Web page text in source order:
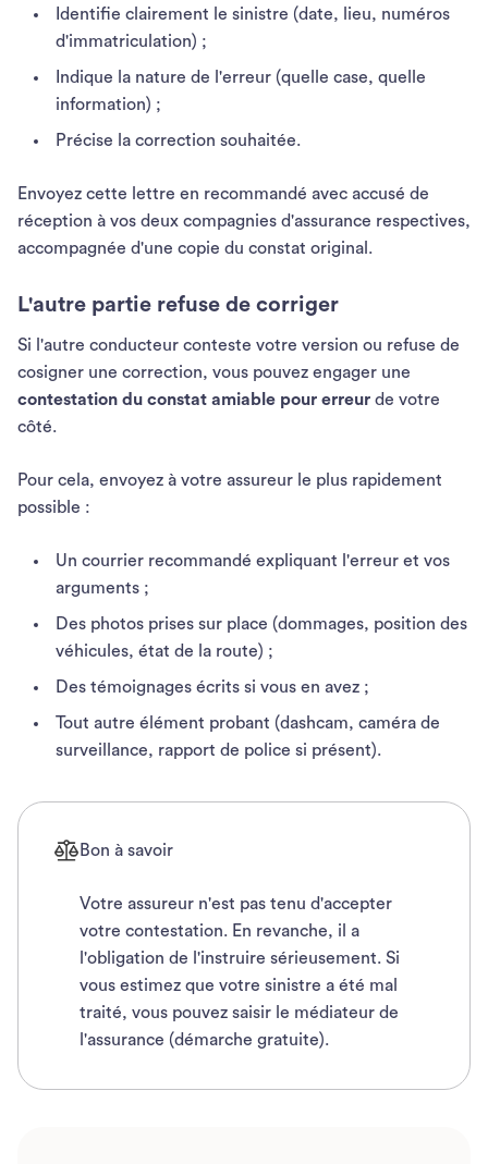
Identifie clairement le sinistre (date, lieu, numéros
d'immatriculation) ;
Indique la nature de l'erreur (quelle case, quelle
information) ;
Précise la correction souhaitée.
Envoyez cette lettre en recommandé avec accusé de
réception à vos deux compagnies d'assurance respectives,
accompagnée d'une copie du constat original.
L'autre partie refuse de corriger
Si l'autre conducteur conteste votre version ou refuse de
cosigner une correction, vous pouvez engager une
contestation du constat amiable pour erreur de votre
côté.
Pour cela, envoyez à votre assureur le plus rapidement
possible :
Un courrier recommandé expliquant l'erreur et vos
arguments ;
Des photos prises sur place (dommages, position des
véhicules, état de la route) ;
Des témoignages écrits si vous en avez ;
Tout autre élément probant (dashcam, caméra de
surveillance, rapport de police si présent).
Bon à savoir
Votre assureur n'est pas tenu d'accepter
votre contestation. En revanche, il a
l'obligation de l'instruire sérieusement. Si
vous estimez que votre sinistre a été mal
traité, vous pouvez saisir le médiateur de
l'assurance (démarche gratuite).